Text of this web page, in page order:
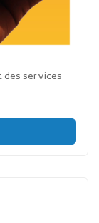
des services